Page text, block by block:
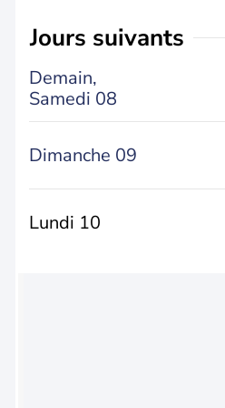
jours suivants
Demain,
Samedi 08
Dimanche 09
Lundi 10